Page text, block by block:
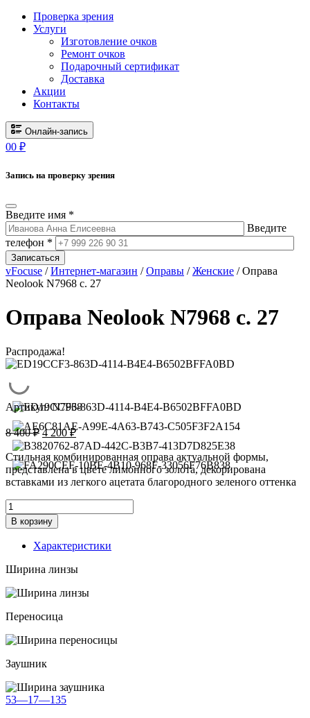
Проверка зрения
Услуги
Изготовление очков
Ремонт очков
Подарочный сертификат
Доставка
Акции
Контакты
Онлайн-запись
00 ₽
Запись на проверку зрения
Введите имя *
Введите
телефон *
Записаться
vFocuse /Интернет-магазин /Оправы /Женские / Оправа
Neolook N7968 c. 27
Оправа Neolook N7968 c. 27
Распродажа!
Артикул:N7968
8 400₽Первоначальная
цена
составляла
8
400 ₽.
4 200₽Текущая
цена:
4
200 ₽.
Стильная комбинированная оправа актуальной формы,
представлена в цвете лимонного золота, декорирована
вставками из легкого ацетата благородного зеленого оттенка
Количество
товара
Оправа
Neolook
N7968
c.
В корзину
Характеристики
Ширина линзы
Переносица
Заушник
53—17—135